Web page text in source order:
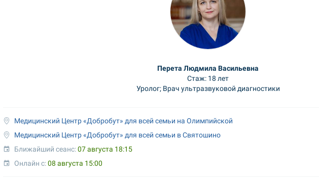
Перета Людмила Васильевна
Стаж: 18 лет
Уролог; Врач ультразвуковой диагностики
Медицинский Центр «Добробут» для всей семьи на Олимпийской
Медицинский Центр «Добробут» для всей семьи в Святошино
Ближайший сеанс: 07 августа 18:15
Онлайн с: 08 августа 15:00